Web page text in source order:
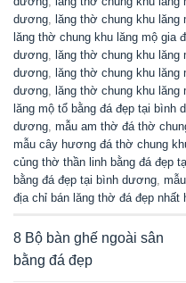
MẪU MỘ ĐÁ ĐẸP MỘ ĐÁ KHÔNG MÁI MỘ
Mộ đạo không mái đá xanh
Mộ đạo không mái đá xanh
bằng đá nổi bật đang được